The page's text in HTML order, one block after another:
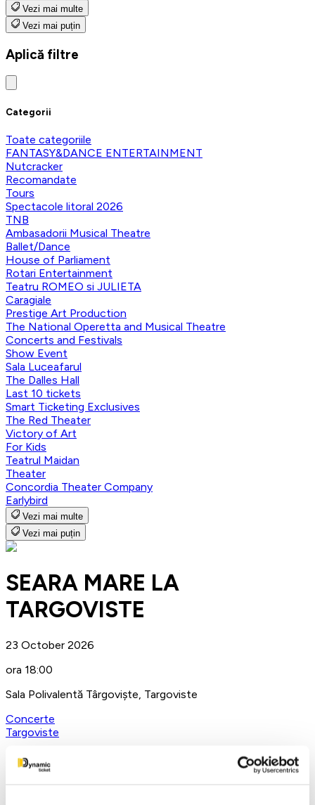
Vezi mai multe
Vezi mai puțin
Aplică filtre
Categorii
Toate categoriile
FANTASY&DANCE ENTERTAINMENT
Nutcracker
Recomandate
Tours
Spectacole litoral 2026
TNB
Ambasadorii Musical Theatre
Ballet/Dance
House of Parliament
Rotari Entertainment
Teatru ROMEO si JULIETA
Caragiale
Prestige Art Production
The National Operetta and Musical Theatre
Concerts and Festivals
Show Event
Sala Luceafarul
The Dalles Hall
Last 10 tickets
Smart Ticketing Exclusives
The Red Theater
Victory of Art
For Kids
Teatrul Maidan
Theater
Concordia Theater Company
Earlybird
Vezi mai multe
Vezi mai puțin
SEARA MARE LA
TARGOVISTE
23 October 2026
ora 18:00
Sala Polivalentă Târgoviște, Targoviste
Concerte
Targoviste
Detalii eveniment